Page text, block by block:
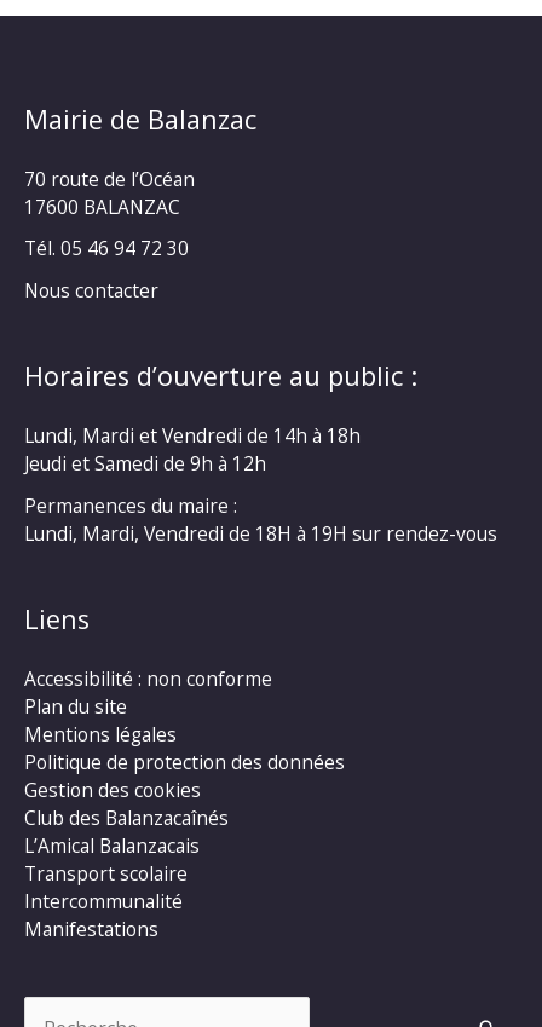
Mairie de Balanzac
70 route de l’Océan
17600 BALANZAC
Tél. 05 46 94 72 30
Nous contacter
Horaires d’ouverture au public :
Lundi, Mardi et Vendredi de 14h à 18h
Jeudi et Samedi de 9h à 12h
Permanences du maire :
Lundi, Mardi, Vendredi de 18H à 19H sur rendez-vous
Liens
Accessibilité : non conforme
Plan du site
Mentions légales
Politique de protection des données
Gestion des cookies
Club des Balanzacaînés
L’Amical Balanzacais
Transport scolaire
Intercommunalité
Manifestations